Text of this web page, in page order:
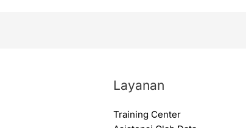
Layanan
Training Center